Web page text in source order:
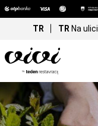
TR TR Na ulici